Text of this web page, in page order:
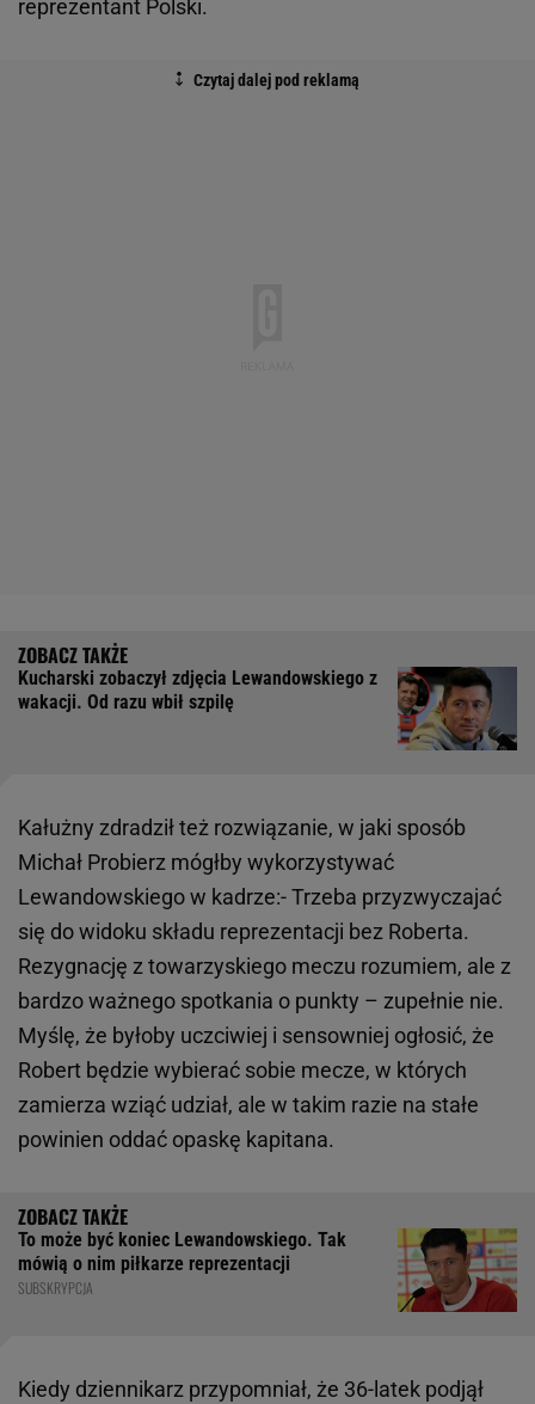
reprezentant Polski.
Kucharski zobaczył zdjęcia Lewandowskiego z
wakacji. Od razu wbił szpilę
Kałużny zdradził też rozwiązanie, w jaki sposób
Michał Probierz mógłby wykorzystywać
Lewandowskiego w kadrze:- Trzeba przyzwyczajać
się do widoku składu reprezentacji bez Roberta.
Rezygnację z towarzyskiego meczu rozumiem, ale z
bardzo ważnego spotkania o punkty – zupełnie nie.
Myślę, że byłoby uczciwiej i sensowniej ogłosić, że
Robert będzie wybierać sobie mecze, w których
zamierza wziąć udział, ale w takim razie na stałe
powinien oddać opaskę kapitana.
To może być koniec Lewandowskiego. Tak
mówią o nim piłkarze reprezentacji
SUBSKRYPCJA
Kiedy dziennikarz przypomniał, że 36-latek podjął